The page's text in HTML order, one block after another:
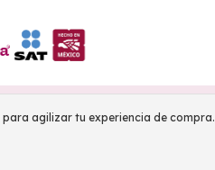
para agilizar tu experiencia de compra.